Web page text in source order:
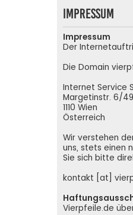
Impressum
Impressum
Der
Die Domain
Internet Service
Margetinstr. 6/49
1110 Wien
Österreich
Wir verstehen
uns, stets einen
Sie sich bitte
kontakt [at]
Vierpfeile.de